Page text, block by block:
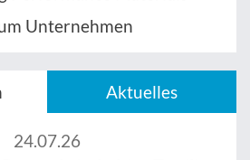
Unternehmen
Aktuelles
24.07.26